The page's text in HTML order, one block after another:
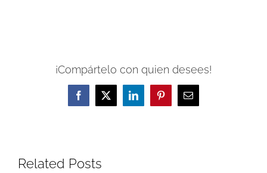
¡Compártelo con quien desees!
Facebook
X LinkedInPinterestEmail
Related Posts